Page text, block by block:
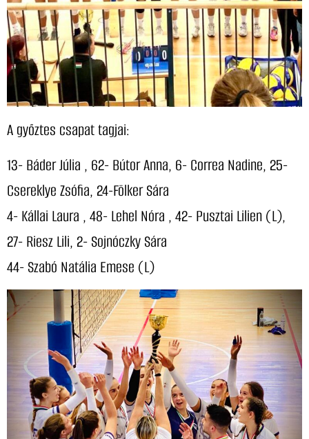
A győztes csapat tagjai:
13- Báder Júlia , 62- Bútor Anna, 6- Correa Nadine, 25-
Csereklye Zsófia, 24-Fölker Sára
4- Kállai Laura , 48- Lehel Nóra , 42- Pusztai Lilien (L),
27- Riesz Lili, 2- Sojnóczky Sára
44- Szabó Natália Emese (L)